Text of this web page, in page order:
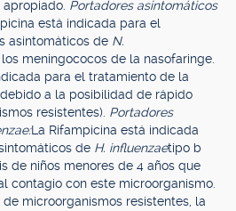
Portadores asintomáticos
está indicada para el
asintomáticos de N.
meningococos de la nasofaringe.
para el tratamiento de la
a la posibilidad de rápido
resistentes). Portadores
La Rifampicina está indicada
de H. influenzaetipo b
de niños menores de 4 años que
contagio con este microorganismo.
microorganismos resistentes, la